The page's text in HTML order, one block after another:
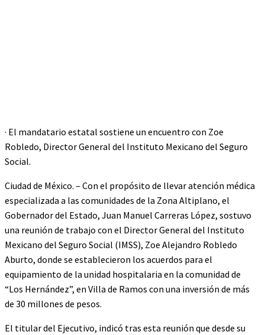
· El mandatario estatal sostiene un encuentro con Zoe
Robledo, Director General del Instituto Mexicano del Seguro
Social.
Ciudad de México. – Con el propósito de llevar atención médica
especializada a las comunidades de la Zona Altiplano, el
Gobernador del Estado, Juan Manuel Carreras López, sostuvo
una reunión de trabajo con el Director General del Instituto
Mexicano del Seguro Social (IMSS), Zoe Alejandro Robledo
Aburto, donde se establecieron los acuerdos para el
equipamiento de la unidad hospitalaria en la comunidad de
“Los Hernández”, en Villa de Ramos con una inversión de más
de 30 millones de pesos.
El titular del Ejecutivo, indicó tras esta reunión que desde su